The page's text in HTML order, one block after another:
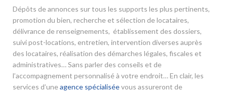
Dépôts de annonces sur tous les supports les plus pertinents,
promotion du bien, recherche et sélection de locataires,
délivrance de renseignements, établissement des dossiers,
suivi post-locations, entretien, intervention diverses auprès
des locataires, réalisation des démarches légales, fiscales et
administratives… Sans parler des conseils et de
l’accompagnement personnalisé à votre endroit… En clair, les
services d’une agence spécialiséevous assureront de